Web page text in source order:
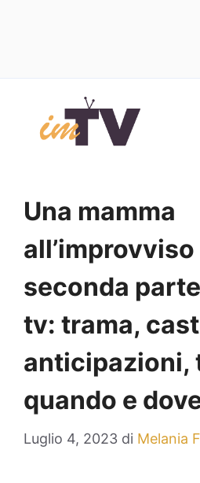
contenuto
Una mamma
all’improvviso
seconda
tv: trama,
anticipazioni,
quando e
Luglio 4, 2023 di Melania